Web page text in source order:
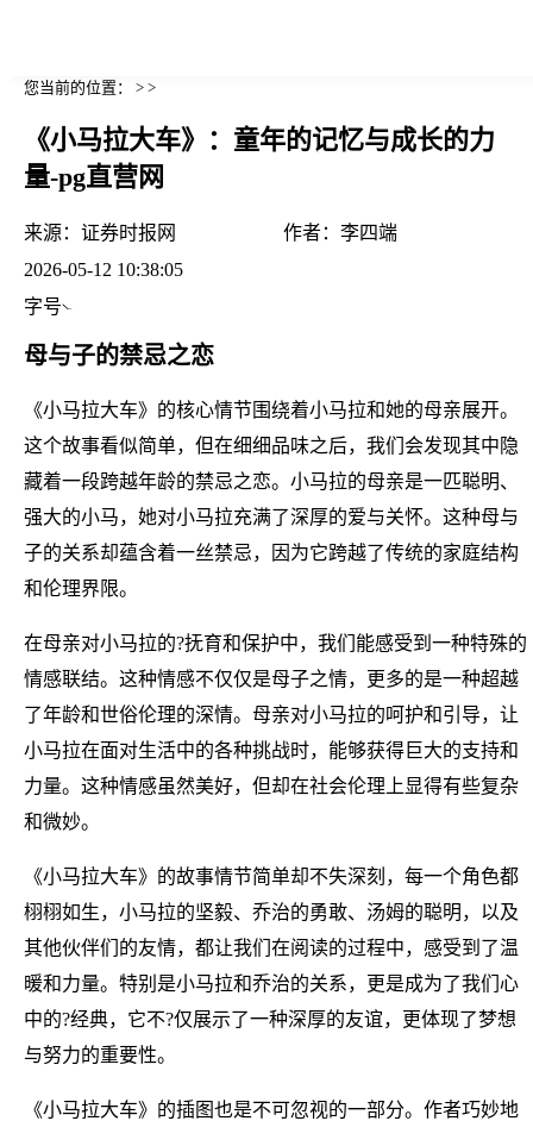
您当前的位置： > >
《小马拉大车》：童年的记忆与成长的力
量-pg直营网
来源： 证券时报网 作者： 李四端
2026-05-12 10:38:05
字号
母与子的禁忌之恋
《小马拉大车》的核心情节围绕着小马拉和她的母亲展开。
这个故事看似简单，但在细细品味之后，我们会发现其中隐
藏着一段跨越年龄的禁忌之恋。小马拉的母亲是一匹聪明、
强大的小马，她对小马拉充满了深厚的爱与关怀。这种母与
子的关系却蕴含着一丝禁忌，因为它跨越了传统的家庭结构
和伦理界限。
在母亲对小马拉的?抚育和保护中，我们能感受到一种特殊的
情感联结。这种情感不仅仅是母子之情，更多的是一种超越
了年龄和世俗伦理的深情。母亲对小马拉的呵护和引导，让
小马拉在面对生活中的各种挑战时，能够获得巨大的支持和
力量。这种情感虽然美好，但却在社会伦理上显得有些复杂
和微妙。
《小马拉大车》的故事情节简单却不失深刻，每一个角色都
栩栩如生，小马拉的坚毅、乔治的勇敢、汤姆的聪明，以及
其他伙伴们的友情，都让我们在阅读的过程中，感受到了温
暖和力量。特别是小马拉和乔治的关系，更是成为了我们心
中的?经典，它不?仅展示了一种深厚的友谊，更体现了梦想
与努力的重要性。
《小马拉大车》的插图也是不可忽视的一部分。作者巧妙地